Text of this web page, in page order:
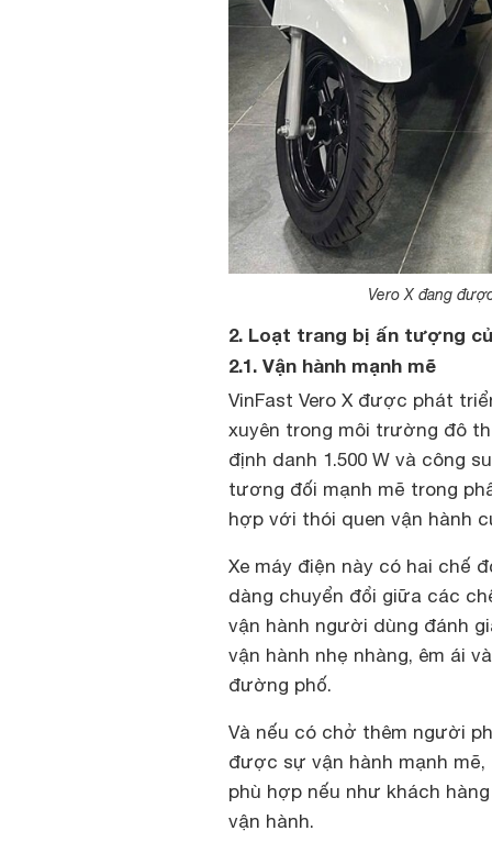
Vero X đang
2. Loạt trang bị ấn tượng
2.1. Vận hành mạnh mẽ
VinFast Vero X được phát
xuyên trong môi trường đô
định danh 1.500 W và công
tương đối mạnh mẽ trong
hợp với thói quen vận hành
Xe máy điện này có hai chế
dàng chuyển đổi giữa các
vận hành người dùng đánh
vận hành nhẹ nhàng, êm ái
đường phố.
Và nếu có chở thêm người
được sự vận hành mạnh
phù hợp nếu như khách
vận hành.